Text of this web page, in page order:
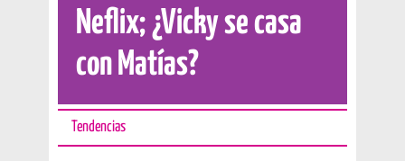
Neflix; ¿Vicky se casa
con Matías?
Tendencias